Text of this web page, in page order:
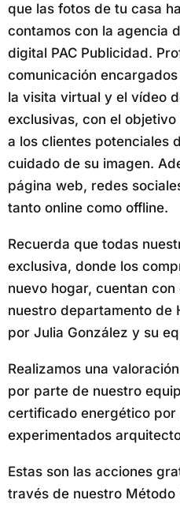
que las fotos de tu casa
contamos con la agencia
digital PAC Publicidad.
comunicación
la visita virtual y el vídeo
exclusivas, con el
a los clientes potenciales
cuidado de su imagen.
página web, redes
tanto online como offline.
Recuerda que todas
exclusiva, donde los
nuevo hogar, cuentan
nuestro departamento de
por Julia González y su
Realizamos una
por parte de nuestro
certificado energético por
experimentados
Estas son las acciones
través de nuestro Método